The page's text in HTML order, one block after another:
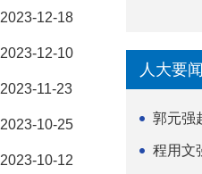
2023-12-18
2023-12-10
2023-11-23
2023-10-25
2023-10-12
人大要闻